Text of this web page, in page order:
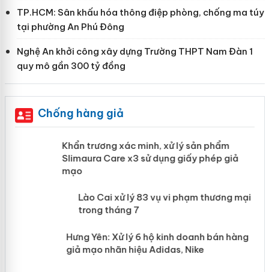
TP.HCM: Sân khấu hóa thông điệp phòng, chống ma túy
tại phường An Phú Đông
Nghệ An khởi công xây dựng Trường THPT Nam Đàn 1
quy mô gần 300 tỷ đồng
Chống hàng giả
Khẩn trương xác minh, xử lý sản phẩm
Slimaura Care x3 sử dụng giấy phép giả
mạo
Lào Cai xử lý 83 vụ vi phạm thương
mại trong tháng 7